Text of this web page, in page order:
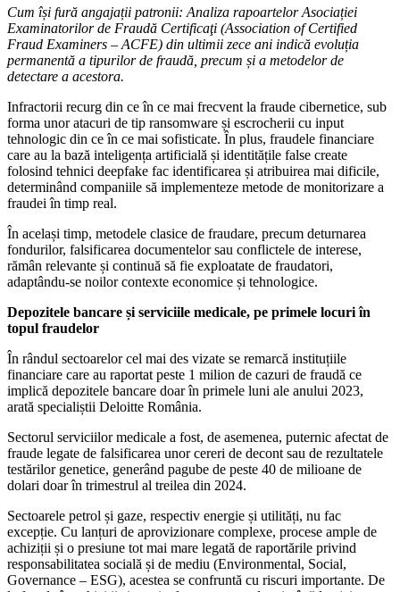
Cum își fură angajații patronii: Analiza rapoartelor Asociației
Examinatorilor de Fraudă Certificaţi (Association of Certified
Fraud Examiners – ACFE) din ultimii zece ani indică evoluția
permanentă a tipurilor de fraudă, precum și a metodelor de
detectare a acestora.
Infractorii recurg din ce în ce mai frecvent la fraude cibernetice, sub
forma unor atacuri de tip ransomware și escrocherii cu input
tehnologic din ce în ce mai sofisticate. În plus, fraudele financiare
care au la bază inteligența artificială și identitățile false create
folosind tehnici deepfake fac identificarea și atribuirea mai dificile,
determinând companiile să implementeze metode de monitorizare a
fraudei în timp real.
În același timp, metodele clasice de fraudare, precum deturnarea
fondurilor, falsificarea documentelor sau conflictele de interese,
rămân relevante și continuă să fie exploatate de fraudatori,
adaptându-se noilor contexte economice și tehnologice.
Depozitele bancare și serviciile medicale, pe primele locuri în
topul fraudelor
În rândul sectoarelor cel mai des vizate se remarcă instituțiile
financiare care au raportat peste 1 milion de cazuri de fraudă ce
implică depozitele bancare doar în primele luni ale anului 2023,
arată specialiștii Deloitte România.
Sectorul serviciilor medicale a fost, de asemenea, puternic afectat de
fraude legate de falsificarea unor cereri de decont sau de rezultatele
testărilor genetice, generând pagube de peste 40 de milioane de
dolari doar în trimestrul al treilea din 2024.
Sectoarele petrol și gaze, respectiv energie și utilități, nu fac
excepție. Cu lanțuri de aprovizionare complexe, procese ample de
achiziții și o presiune tot mai mare legată de raportările privind
responsabilitatea socială și de mediu (Environmental, Social,
Governance – ESG), acestea se confruntă cu riscuri importante. De